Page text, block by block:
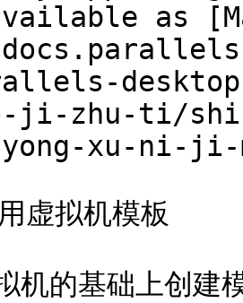
as
ji-zhu-ti/
xu-ni-ji-
虚拟机模板
机的基础上创建